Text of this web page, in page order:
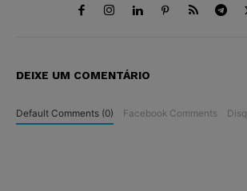
DEIXE UM COMENTÁRIO
Default Comments (0) Facebook Comments